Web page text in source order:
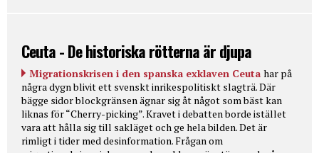
Ceuta - De historiska rötterna är djupa
Migrationskrisen i den spanska exklaven Ceuta har på
några dygn blivit ett svenskt inrikespolitiskt slagträ. Där
bägge sidor blockgränsen ägnar sig åt något som bäst kan
liknas för “Cherry-picking”. Kravet i debatten borde istället
vara att hålla sig till sakläget och ge hela bilden. Det är
rimligt i tider med desinformation. Frågan om